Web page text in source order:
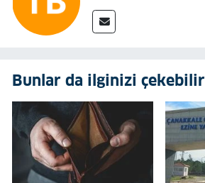
Bunlar da ilginizi çekebilir